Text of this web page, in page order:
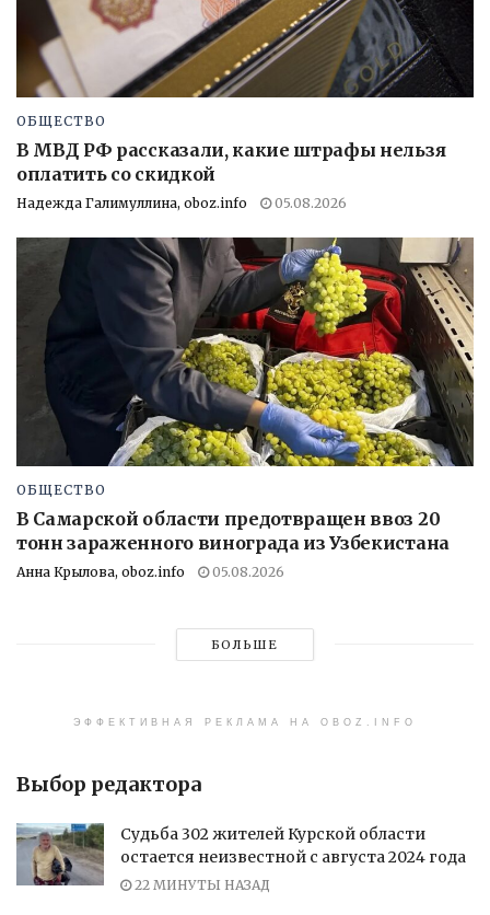
ОБЩЕСТВО
В МВД РФ рассказали, какие штрафы нельзя
оплатить со скидкой
Надежда Галимуллина, oboz.info 05.08.2026
ОБЩЕСТВО
В Самарской области предотвращен ввоз 20
тонн зараженного винограда из Узбекистана
Анна Крылова, oboz.info 05.08.2026
БОЛЬШЕ
ЭФФЕКТИВНАЯ РЕКЛАМА НА OBOZ.INFO
Выбор редактора
Судьба 302 жителей Курской области
остается неизвестной с августа 2024 года
22 МИНУТЫ НАЗАД